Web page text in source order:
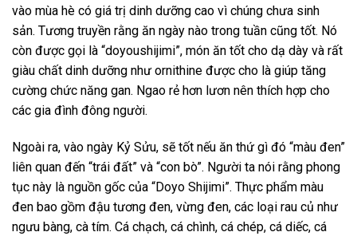
vào mùa hè có giá trị dinh dưỡng cao vì chúng chưa sinh
sản. Tương truyền rằng ăn ngày nào trong tuần cũng tốt. Nó
còn được gọi là “doyoushijimi”, món ăn tốt cho dạ dày và rất
giàu chất dinh dưỡng như ornithine được cho là giúp tăng
cường chức năng gan. Ngao rẻ hơn lươn nên thích hợp cho
các gia đình đông người.
Ngoài ra, vào ngày Kỷ Sửu, sẽ tốt nếu ăn thứ gì đó “màu đen”
liên quan đến “trái đất” và “con bò”. Người ta nói rằng phong
tục này là nguồn gốc của “Doyo Shijimi”. Thực phẩm màu
đen bao gồm đậu tương đen, vừng đen, các loại rau củ như
ngưu bàng, cà tím. Cá chạch, cá chình, cá chép, cá diếc, cá